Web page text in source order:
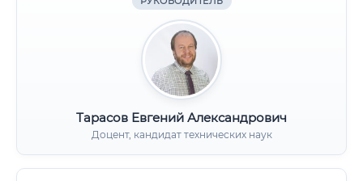
Тарасов Евгений Александрович
Доцент, кандидат технических наук